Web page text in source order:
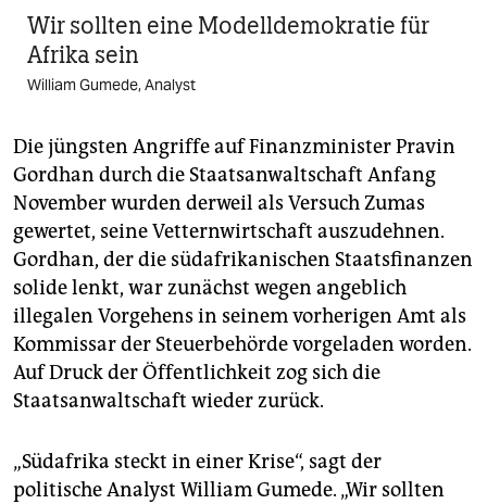
Wir sollten eine Modelldemokratie für
Afrika sein
William Gumede, Analyst
Die jüngsten Angriffe auf Finanzminister Pravin
Gordhan durch die Staatsanwaltschaft Anfang
November wurden derweil als Versuch Zumas
gewertet, seine Vetternwirtschaft auszudehnen.
Gordhan, der die südafrikanischen Staatsfinanzen
solide lenkt, war zunächst wegen angeblich
illegalen Vorgehens in seinem vorherigen Amt als
Kommissar der Steuerbehörde vorgeladen worden.
Auf Druck der Öffentlichkeit zog sich die
Staatsanwaltschaft wieder zurück.
„Südafrika steckt in einer Krise“, sagt der
politische Analyst William Gumede. „Wir sollten